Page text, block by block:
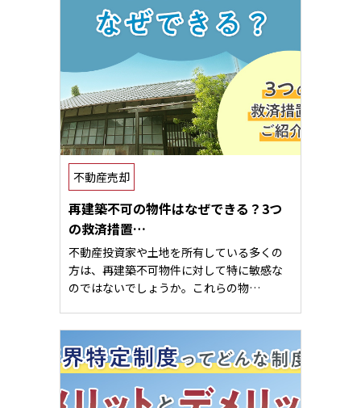
不動産売却
再建築不可の物件はなぜできる？3つ
の救済措置…
不動産投資家や土地を所有している多くの
方は、再建築不可物件に対して特に敏感な
のではないでしょうか。これらの物…